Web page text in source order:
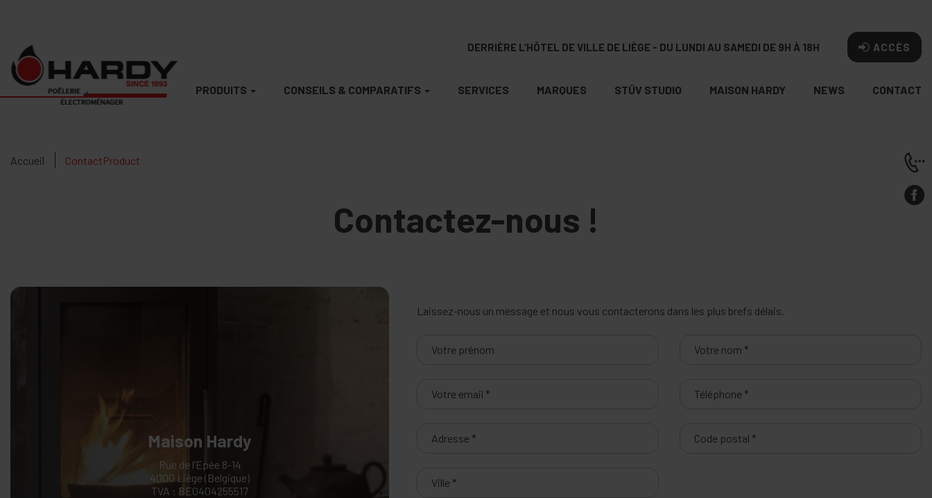
DERRIÈRE L’HÔTEL DE VILLE DE LIÈGE - DU LUNDI AU SAMEDI DE 9H À 18H ACCÈS
PRODUITS CONSEILS & COMPARATIFS SERVICES MARQUES STÛV STUDIO MAISON HARDY NEWS CONTACT
Accueil ContactProduct
Contactez-nous !
Maison Hardy
Rue de l’Epée 8-14
4000 Liège (Belgique)
TVA : BE0404255517
Laissez-nous un message et nous vous contacterons dans les plus brefs délais.